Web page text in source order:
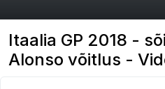
Itaalia GP 2018 -
Alonso võitlus -